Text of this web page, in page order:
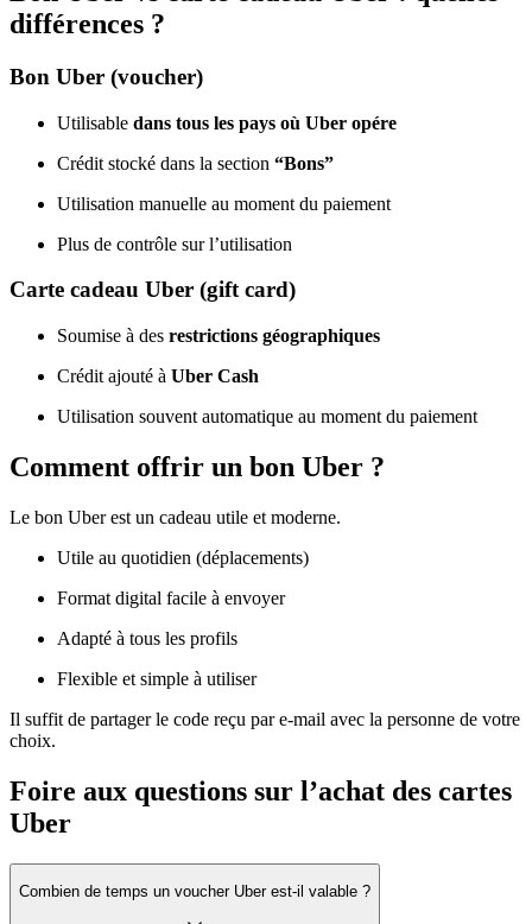
différences ?
Bon Uber (voucher)
Utilisable dans tous les pays où Uber opére
Crédit stocké dans la section “Bons”
Utilisation manuelle au moment du paiement
Plus de contrôle sur l’utilisation
Carte cadeau Uber (gift card)
Soumise à des restrictions géographiques
Crédit ajouté à Uber Cash
Utilisation souvent automatique au moment du paiement
Comment offrir un bon Uber ?
Le bon Uber est un cadeau utile et moderne.
Utile au quotidien (déplacements)
Format digital facile à envoyer
Adapté à tous les profils
Flexible et simple à utiliser
Il suffit de partager le code reçu par e-mail avec la personne de votre
choix.
Foire aux questions sur l’achat des cartes
Uber
Combien de temps un voucher Uber est-il valable ?